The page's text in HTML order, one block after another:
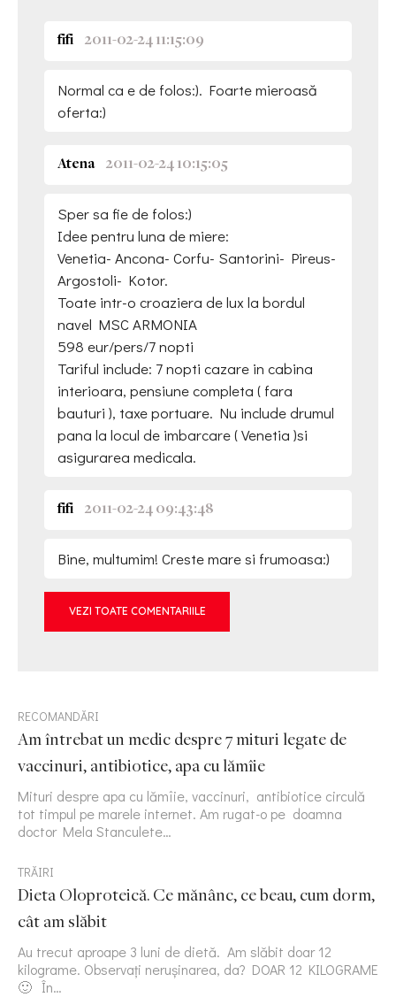
fifi 2011-02-24 11:15:09
Normal ca e de folos:). Foarte mieroasă
oferta:)
Atena 2011-02-24 10:15:05
Sper sa fie de folos:)
Idee pentru luna de miere:
Venetia- Ancona- Corfu- Santorini- Pireus-
Argostoli- Kotor.
Toate intr-o croaziera de lux la bordul
navel MSC ARMONIA
598 eur/pers/7 nopti
Tariful include: 7 nopti cazare in cabina
interioara, pensiune completa ( fara
bauturi ), taxe portuare. Nu include drumul
pana la locul de imbarcare ( Venetia )si
asigurarea medicala.
fifi 2011-02-24 09:43:48
Bine, multumim! Creste mare si frumoasa:)
VEZI TOATE COMENTARIILE
RECOMANDĂRI
Am întrebat un medic despre 7 mituri legate de
vaccinuri, antibiotice, apa cu lămîie
Mituri despre apa cu lămîie, vaccinuri, antibiotice circulă
tot timpul pe marele internet. Am rugat-o pe doamna
doctor Mela Stanculete…
TRĂIRI
Dieta Oloproteică. Ce mănânc, ce beau, cum dorm,
cât am slăbit
Au trecut aproape 3 luni de dietă. Am slăbit doar 12
kilograme. Observați nerușinarea, da? DOAR 12 KILOGRAME
🙂 În…